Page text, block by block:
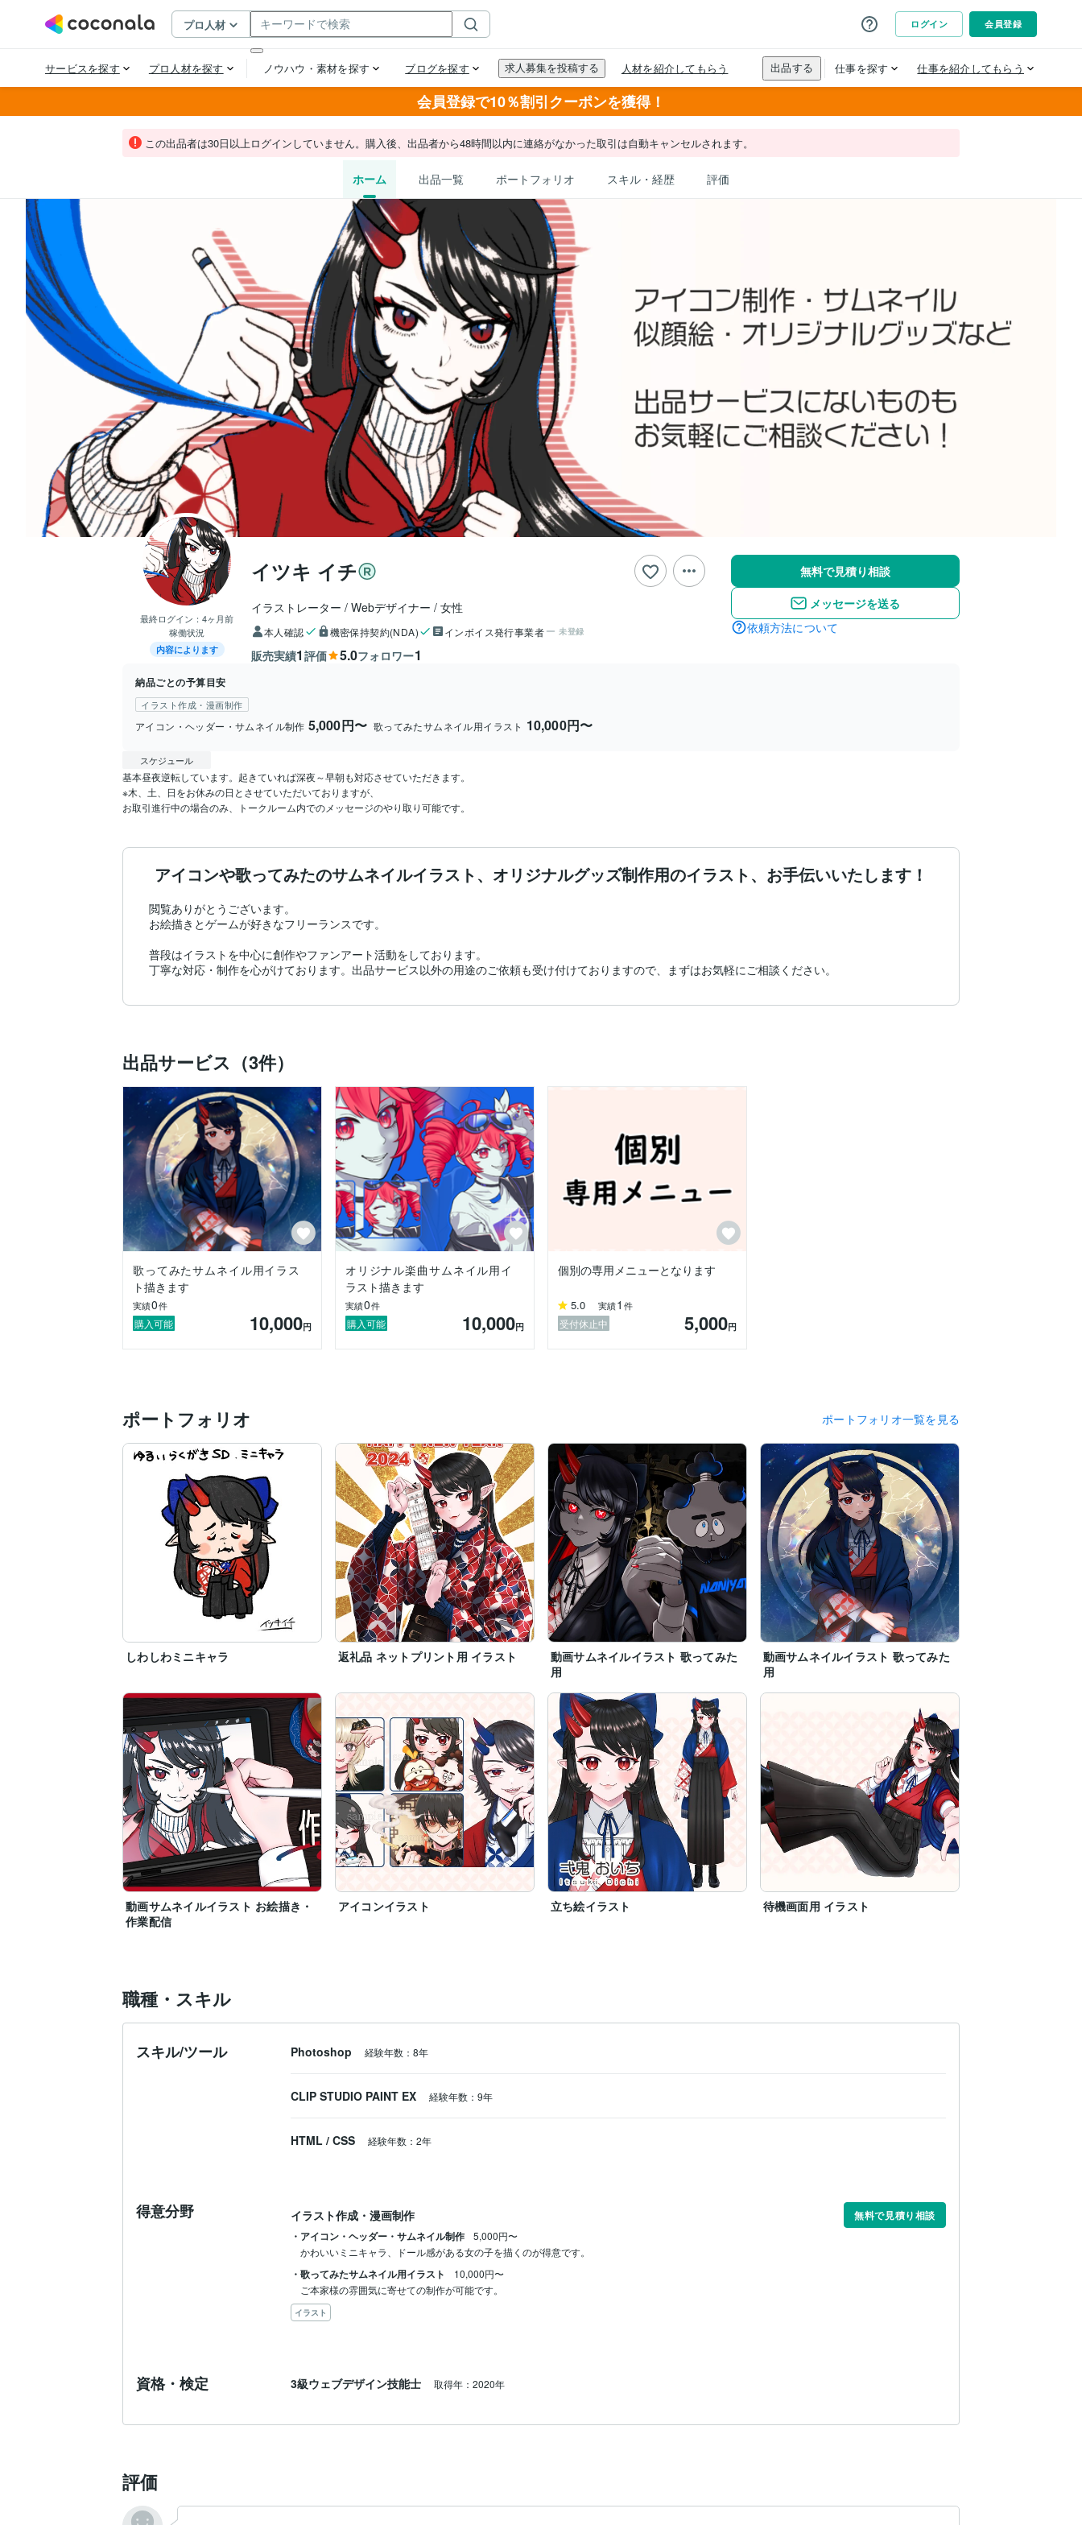
会員登録で10％割引クーポンを獲得！
この出品者は30日以上ログインしていません。購入後、出品者から48時間以内に連絡がなかった取引は自動キャンセルされます。
ホーム 出品一覧 ポートフォリオ スキル・経歴 評価
最終ログイン： 4ヶ月前
稼働状況
内容によります
イツキ イチ
イラストレーター / Webデザイナー 女性
本人確認 機密保持契約(NDA) インボイス発行事業者 未登録
販売実績1 評価 5.0フォロワー1
無料で見積り相談
メッセージを送る
依頼方法について
納品ごとの予算目安
イラスト作成・漫画制作
アイコン・ヘッダー・サムネイル制作 5,000円〜 歌ってみたサムネイル用イラスト 10,000円〜
スケジュール
基本昼夜逆転しています。起きていれば深夜～早朝も対応させていただきます。
※木、土、日をお休みの日とさせていただいておりますが、
お取引進行中の場合のみ、トークルーム内でのメッセージのやり取り可能です。
アイコンや歌ってみたのサムネイルイラスト、オリジナルグッズ制作用のイラスト、お手伝いいたします！
閲覧ありがとうございます。
お絵描きとゲームが好きなフリーランスです。
普段はイラストを中心に創作やファンアート活動をしております。
丁寧な対応・制作を心がけております。出品サービス以外の用途のご依頼も受け付けておりますので、まずはお気軽にご相談ください。
出品サービス（3件）
歌ってみたサムネイル用イラス
ト描きます
実績0件
購入可能 10,000円
オリジナル楽曲サムネイル用イ
ラスト描きます
実績0件
購入可能 10,000円
個別の専用メニューとなります
5.0 実績1 件
受付休止中 5,000円
ポートフォリオ ポートフォリオ一覧を見る
しわしわミニキャラ 返礼品 ネットプリント用 イラスト
動画サムネイルイラスト 歌ってみた
用
動画サムネイルイラスト 歌ってみた
用
動画サムネイルイラスト お絵描き・
作業配信
アイコンイラスト 立ち絵イラスト 待機画面用 イラスト
職種・スキル
スキル/ツール Photoshop 経験年数：8年
CLIP STUDIO PAINT EX 経験年数：9年
HTML / CSS 経験年数：2年
得意分野 イラスト作成・漫画制作
無料で見積り相談
・アイコン・ヘッダー・サムネイル制作
5,000円〜
かわいいミニキャラ、ドール感がある女の子を描くのが得意です。
・歌ってみたサムネイル用イラスト
10,000円〜
ご本家様の雰囲気に寄せての制作が可能です。
イラスト
資格・検定 3級ウェブデザイン技能士 取得年：2020年
評価